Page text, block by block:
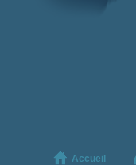
Accueil